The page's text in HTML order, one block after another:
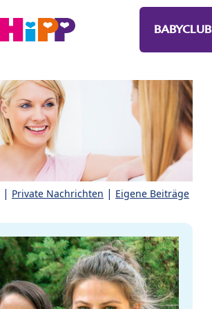
BABYCLUB
| Private Nachrichten | Eigene Beiträge